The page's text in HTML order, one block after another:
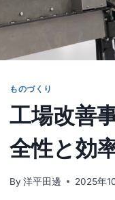
ものづくり
工場改善
全性と効
By 洋平田邊 2025年